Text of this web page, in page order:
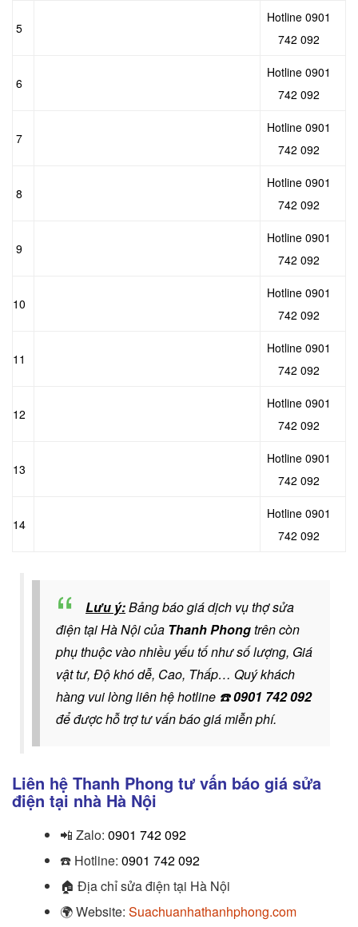
5
Hotline 0901
742 092
6
Hotline 0901
742 092
7
Hotline 0901
742 092
8
Hotline 0901
742 092
9
Hotline 0901
742 092
10
Hotline 0901
742 092
11
Hotline 0901
742 092
12
Hotline 0901
742 092
13
Hotline 0901
742 092
14
Hotline 0901
742 092
Lưu ý:Bảng báo giá dịch vụ thợ sửa
điện tại Hà Nội của Thanh Phongtrên còn
phụ thuộc vào nhiều yếu tố như số lượng, Giá
vật tư, Độ khó dễ, Cao, Thấp… Quý khách
hàng vui lòng liên hệ hotline ☎️0901 742 092
để được hỗ trợ tư vấn báo giá miễn phí.
Liên hệ Thanh Phong tư vấn báo giá sửa
điện tại nhà Hà Nội
📲 Zalo: 0901 742 092
☎️ Hotline: 0901 742 092
🏠 Địa chỉ sửa điện tại Hà Nội
🌍Website: Suachuanhathanhphong.com